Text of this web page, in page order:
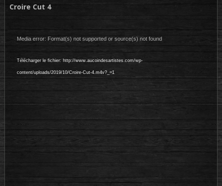
Croire Cut 4
vidéo
Media error: Format(s) not supported or source(s) not found
Télécharger le fichier: http://www.aucoindesartistes.com/wp-
content/uploads/2019/10/Croire-Cut-4.m4v?_=1